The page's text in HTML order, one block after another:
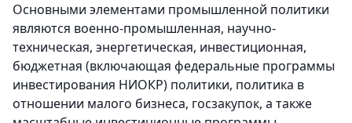
Основными элементами промышленной политики
являются военно-промышленная, научно-
техническая, энергетическая, инвестиционная,
бюджетная (включающая федеральные программы
инвестирования НИОКР) политики, политика в
отношении малого бизнеса, госзакупок, а также